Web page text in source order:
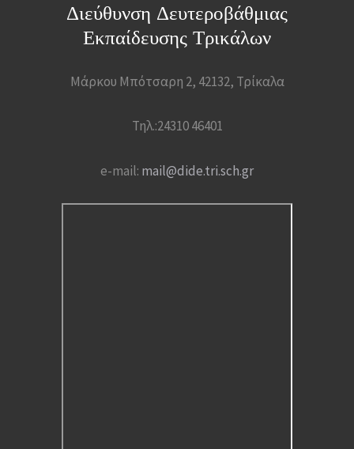
Διεύθυνση Δευτεροβάθμιας
Εκπαίδευσης Τρικάλων
Μάρκου Μπότσαρη 2, 42132, Τρίκαλα
Τηλ.:24310 46401
e-mail: mail@dide.tri.sch.gr